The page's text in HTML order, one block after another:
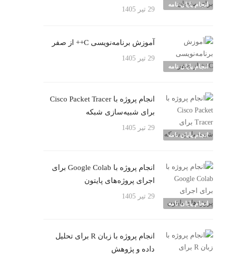
انجام پایان نامه
29 تیر 1405
انجام پایان نامه
آموزش برنامه‌نویسی C++ از صفر
29 تیر 1405
انجام پایان نامه
انجام پروژه با Cisco Packet Tracer
برای شبیه‌سازی شبکه
29 تیر 1405
انجام پایان نامه
انجام پروژه با Google Colab برای
اجرای پروژه‌های پایتون
29 تیر 1405
انجام پروژه با زبان R برای تحلیل
داده و پژوهش